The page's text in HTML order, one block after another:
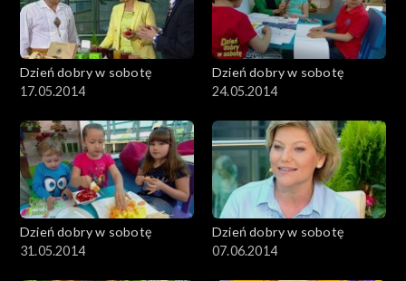
Dzień dobry w sobotę
17.05.2014
Dzień dobry w sobotę
24.05.2014
Dzień dobry w sobotę
31.05.2014
Dzień dobry w sobotę
07.06.2014